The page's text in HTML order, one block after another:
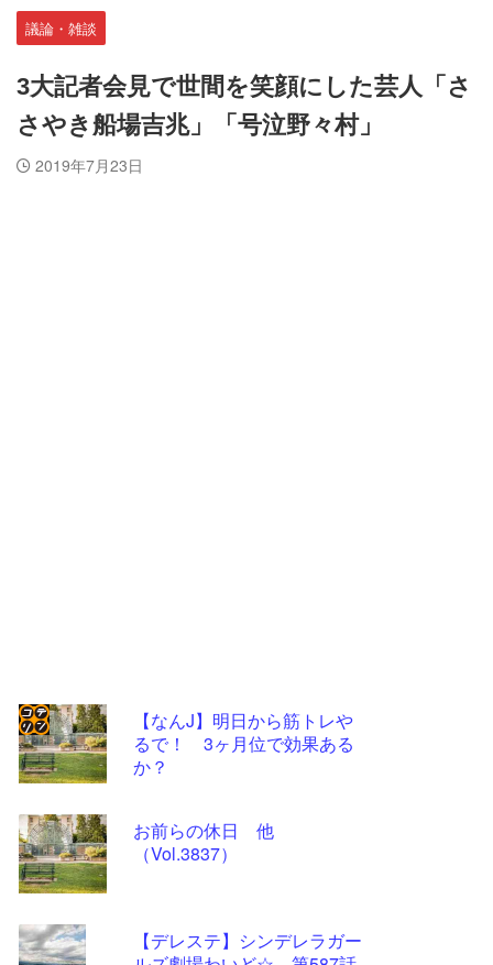
議論・雑談
3大記者会見で世間を笑顔にした芸人「さ
さやき船場吉兆」「号泣野々村」
2019年7月23日
【なんJ】明日から筋トレや
るで！ 3ヶ月位で効果ある
か？
お前らの休日 他
（Vol.3837）
【デレステ】シンデレラガー
コテ
リン
- 固
定リ
ンク
更新